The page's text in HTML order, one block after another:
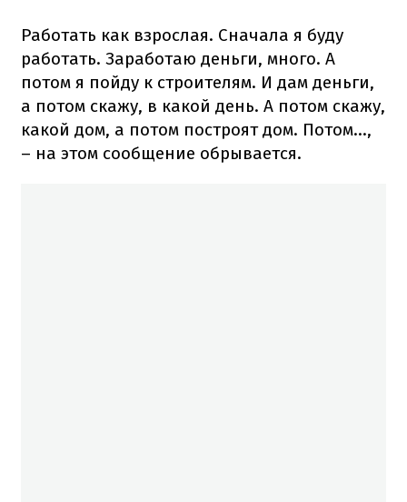
Работать как взрослая. Сначала я буду
работать. Заработаю деньги, много. А
потом я пойду к строителям. И дам деньги,
а потом скажу, в какой день. А потом скажу,
какой дом, а потом построят дом. Потом...,
– на этом сообщение обрывается.